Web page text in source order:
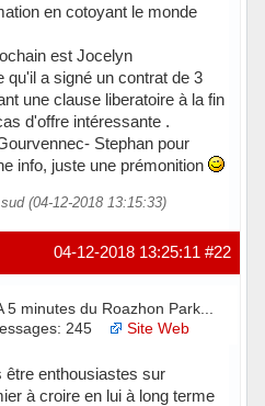
en cotoyant le monde
est Jocelyn
a signé un contrat de 3
une clause liberatoire à la fin
d'offre intéressante .
Stephan pour
info, juste une prémonition
(04-12-2018 13:15:33)
#22
04-12-2018 13:25:11
5 minutes du Roazhon Park...
245 Site Web
enthousiastes sur
à croire en lui à long terme